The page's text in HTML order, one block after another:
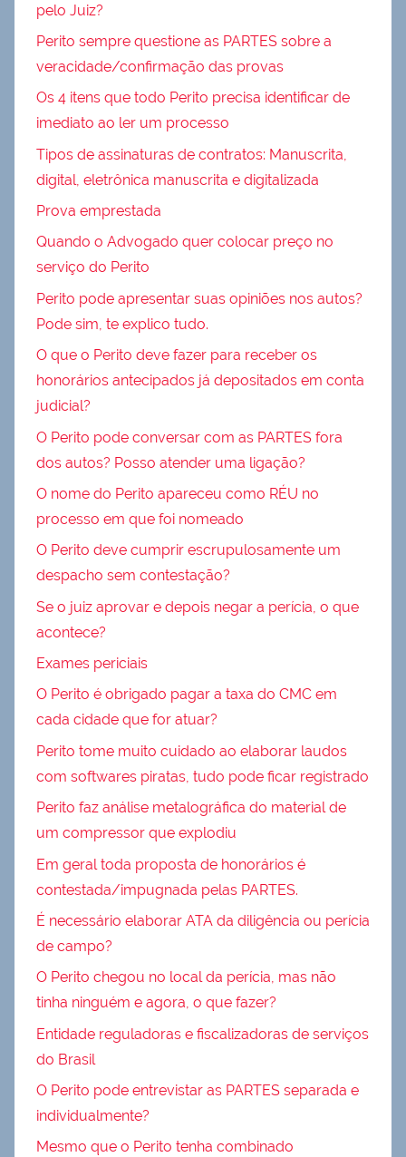
pelo Juiz?
Perito sempre questione as PARTES sobre a
veracidade/confirmação das provas
Os 4 itens que todo Perito precisa identificar de
imediato ao ler um processo
Tipos de assinaturas de contratos: Manuscrita,
digital, eletrônica manuscrita e digitalizada
Prova emprestada
Quando o Advogado quer colocar preço no
serviço do Perito
Perito pode apresentar suas opiniões nos autos?
Pode sim, te explico tudo.
O que o Perito deve fazer para receber os
honorários antecipados já depositados em conta
judicial?
O Perito pode conversar com as PARTES fora
dos autos? Posso atender uma ligação?
O nome do Perito apareceu como RÉU no
processo em que foi nomeado
O Perito deve cumprir escrupulosamente um
despacho sem contestação?
Se o juiz aprovar e depois negar a perícia, o que
acontece?
Exames periciais
O Perito é obrigado pagar a taxa do CMC em
cada cidade que for atuar?
Perito tome muito cuidado ao elaborar laudos
com softwares piratas, tudo pode ficar registrado
Perito faz análise metalográfica do material de
um compressor que explodiu
Em geral toda proposta de honorários é
contestada/impugnada pelas PARTES.
É necessário elaborar ATA da diligência ou perícia
de campo?
O Perito chegou no local da perícia, mas não
tinha ninguém e agora, o que fazer?
Entidade reguladoras e fiscalizadoras de serviços
do Brasil
O Perito pode entrevistar as PARTES separada e
individualmente?
Mesmo que o Perito tenha combinado